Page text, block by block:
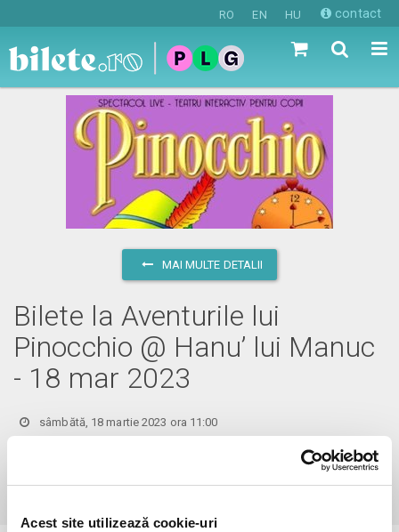
Acest site utilizează cookie-uri
RO EN HU contact
MAI MULTE DETALII
Bilete la Aventurile lui
Pinocchio @ Hanu’ lui Manuc
- 18 mar 2023
sâmbătă, 18 martie 2023 ora 11:00